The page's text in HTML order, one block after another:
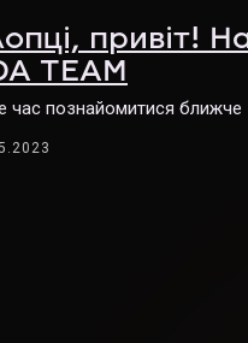
привіт!
TEAM
час познайомитися ближче